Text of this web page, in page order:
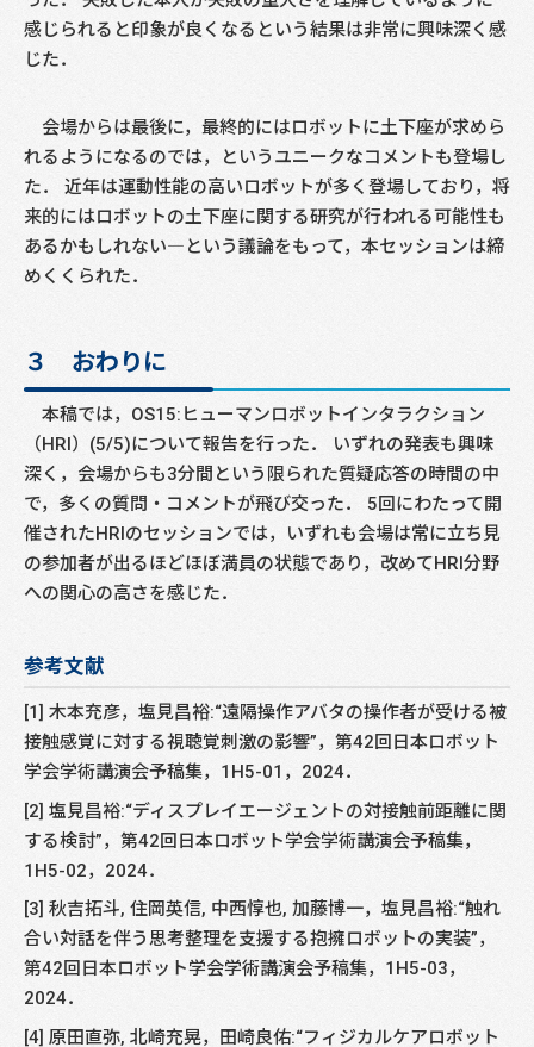
感じられると印象が良くなるという結果は非常に興味深く感
じた．
会場からは最後に，最終的にはロボットに土下座が求めら
れるようになるのでは，というユニークなコメントも登場し
た． 近年は運動性能の高いロボットが多く登場しており，将
来的にはロボットの土下座に関する研究が行われる可能性も
あるかもしれない―という議論をもって，本セッションは締
めくくられた．
３ おわりに
本稿では，OS15:ヒューマンロボットインタラクション
（HRI）(5/5)について報告を行った． いずれの発表も興味
深く，会場からも3分間という限られた質疑応答の時間の中
で，多くの質問・コメントが飛び交った． 5回にわたって開
催されたHRIのセッションでは，いずれも会場は常に立ち見
の参加者が出るほどほぼ満員の状態であり，改めてHRI分野
への関心の高さを感じた．
参考文献
[1] 木本充彦，塩見昌裕:“遠隔操作アバタの操作者が受ける被
接触感覚に対する視聴覚刺激の影響”，第42回日本ロボット
学会学術講演会予稿集，1H5-01，2024．
[2] 塩見昌裕:“ディスプレイエージェントの対接触前距離に関
する検討”，第42回日本ロボット学会学術講演会予稿集，
1H5-02，2024．
[3] 秋吉拓斗, 住岡英信, 中西惇也, 加藤博一，塩見昌裕:“触れ
合い対話を伴う思考整理を支援する抱擁ロボットの実装”，
第42回日本ロボット学会学術講演会予稿集，1H5-03，
2024．
[4] 原田直弥, 北崎充晃，田崎良佑:“フィジカルケアロボット